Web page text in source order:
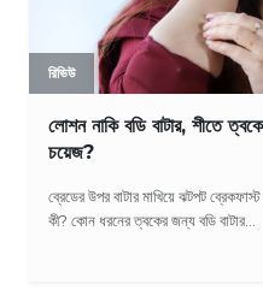
রিভিউ
লোশন নাকি বডি বাটার, শীতে
চয়েজ?
ব্রেডের উপর বাটার মাখিয়ে ঝটপট
কী? কোন ধরনের ত্বকের জন্য বডি বাটার...